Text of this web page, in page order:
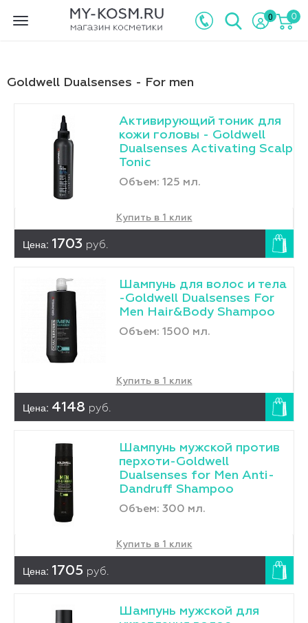
Toggle
0 0
Goldwell Dualsenses - For men
Активирующий тоник для
кожи головы - Goldwell
Dualsenses Activating Scalp
Tonic
Объем: 125 мл.
Купить в 1 клик
Цена: 1703 руб.
Шампунь для волос и тела
-Goldwell Dualsenses For
Men Hair&Body Shampoo
Объем: 1500 мл.
Купить в 1 клик
Цена: 4148 руб.
Шампунь мужской против
перхоти-Goldwell
Dualsenses for Men Anti-
Dandruff Shampoo
Объем: 300 мл.
Купить в 1 клик
Цена: 1705 руб.
Шампунь мужской для